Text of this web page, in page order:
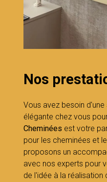
Nos
Vous avez besoin
élégante chez vous
Cheminées est votre
pour les cheminées et
proposons un
avec nos experts pour
de l'idée à la réalisation